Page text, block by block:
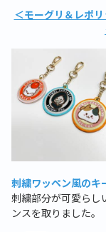
＜モーグリ＆レポ
刺繍ワッペン風のキ
刺繍部分が可愛らし
ンスを取りました。